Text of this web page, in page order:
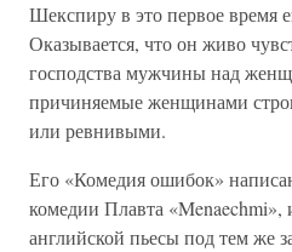
Шекспиру в это первое время
Оказывается, что он живо
господства мужчины над
причиняемые женщинами
или ревнивыми.
Его «Комедия ошибок»
комедии Плавта «Menaechmi»,
английской пьесы под тем же